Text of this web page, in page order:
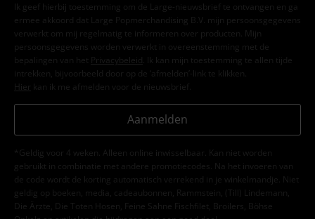
Ik geef hierbij toestemming om de Large-nieuwsbrief te ontvangen en ga
ermee akkoord dat Large Popmerchandising B.V. mijn persoonsgegevens
verwerkt om mij regelmatig te informeren over producten. Mijn
persoonsgegevens worden verwerkt in overeenstemming met de
bepalingen van het
Privacybeleid . Ik kan mijn toestemming te allen tijde
intrekken, bijvoorbeeld door op de ‘afmelden’-link te klikken.
Hier kan ik me afmelden voor de nieuwsbrief.
Aanmelden
*Geldig voor 4 weken. Alleen online inwisselbaar. Kan niet worden
gebruikt in combinatie met andere promotiecodes. Na het invoeren van
de code wordt de korting automatisch verrekend in je winkelmandje. Niet
geldig op boeken, media, cadeaubonnen, Rammstein, (Till) Lindemann,
Die Ärzte, Die Toten Hosen, Feine Sahne Fischfilet, Broilers, Böhse